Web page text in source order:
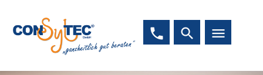
phone search menu